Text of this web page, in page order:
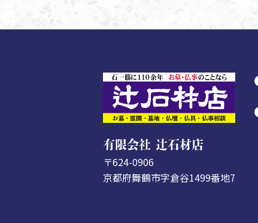
有限会社 辻石材店
〒624-0906
京都府舞鶴市字倉谷1499番地7